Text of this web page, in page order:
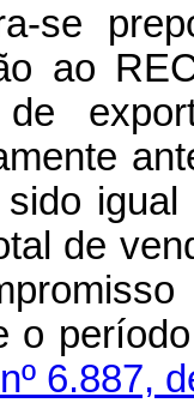
se
ao
de
de
o
6.887,